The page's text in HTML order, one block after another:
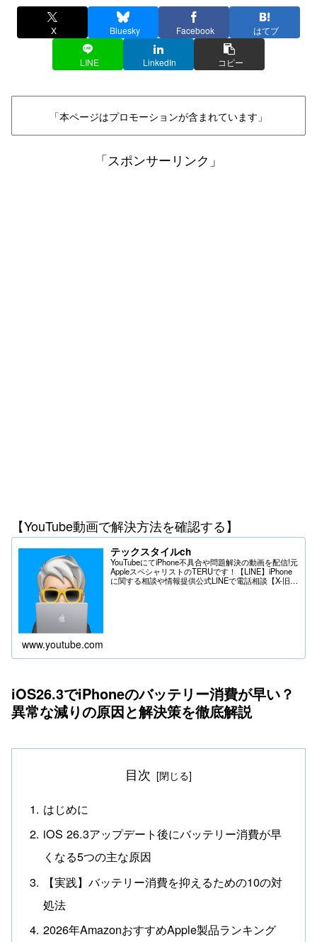
X Bluesky Facebook はてブ
LINE LinkedIn コピー
「本ページはプロモーションが含まれています」
「スポンサーリンク」
【YouTube動画で解決方法を確認する】
テックスタイルch
YouTubeにてiPhone不具合や問題解決の動画を配信!元
AppleスペシャリストのTERUです！【LINE】iPhone
に関する相談や情報提供公式LINEで電話相談【X-旧
www.youtube.com
iOS26.3でiPhoneのバッテリー消費が早い？
異常な減りの原因と解決策を徹底解説
目次
はじめに
iOS 26.3アップデート後にバッテリー消費が早
くなる5つの主な原因
【実践】バッテリー消費を抑えるための10の対
処法
2026年AmazonおすすめApple製品ランキング